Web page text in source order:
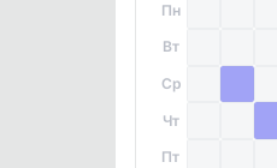
Пн
Вт
Ср
Чт
Пт